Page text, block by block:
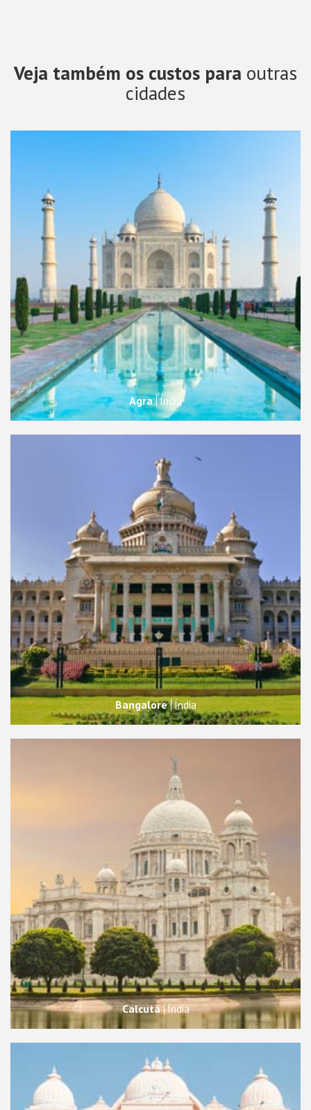
Veja também os custos para outras
cidades
Agra Índia
Bangalore Índia
Calcutá Índia